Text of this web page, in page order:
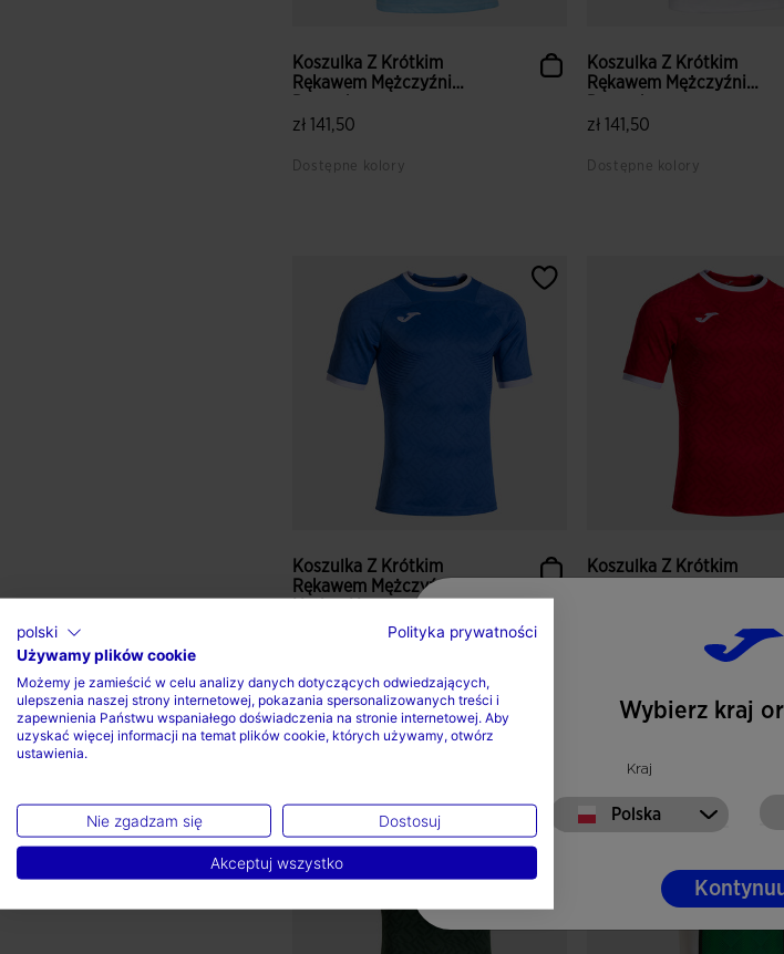
Koszulka Z Krótkim
Rękawem Mężczyźni
zł 141,50
Dostępne kolory
Koszulka Z Krótkim
Rękawem Mężczyźni
zł 141,50
Dostępne kolory
Koszulka Z Krótkim
Rękawem Mężczyźni
Koszulka Z Krótkim
Wybierz kraj
Kraj
Polska
polski
Polityka prywatności
Używamy plików cookie
Możemy je zamieścić w celu analizy danych dotyczących odwiedzających,
ulepszenia naszej strony internetowej, pokazania spersonalizowanych treści i
zapewnienia Państwu wspaniałego doświadczenia na stronie internetowej. Aby
uzyskać więcej informacji na temat plików cookie, których używamy, otwórz
ustawienia.
Nie zgadzam się Dostosuj
Akceptuj wszystko